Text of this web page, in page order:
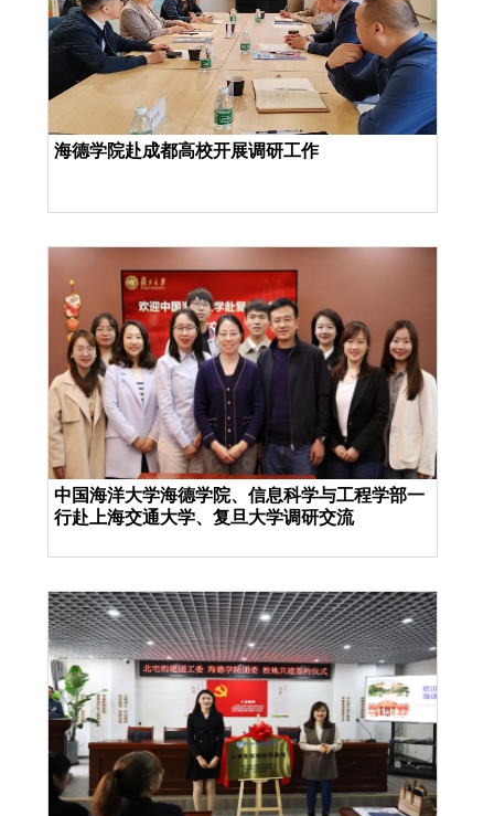
海德学院赴成都高校开展调研工作
中国海洋大学海德学院、信息科学与工程学部一
行赴上海交通大学、复旦大学调研交流